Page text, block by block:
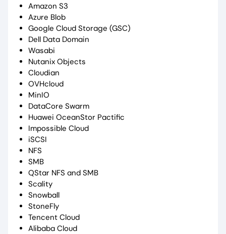
Amazon S3
Azure Blob
Google Cloud Storage (GSC)
Dell Data Domain
Wasabi
Nutanix Objects
Cloudian
OVHcloud
MinIO
DataCore Swarm
Huawei OceanStor Pactific
Impossible Cloud
iSCSI
NFS
SMB
QStar NFS and SMB
Scality
Snowball
StoneFly
Tencent Cloud
Alibaba Cloud